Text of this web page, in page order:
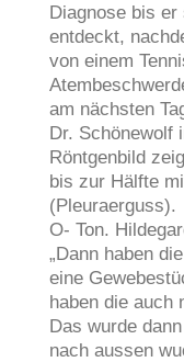
Diagnose bis
entdeckt,
von einem
am nächsten
Dr. Schönewolf
Röntgenbild
bis zur Hälfte
(Pleuraerguss).
O- Ton.
„Dann haben
eine
haben die auch
Das wurde
nach aussen